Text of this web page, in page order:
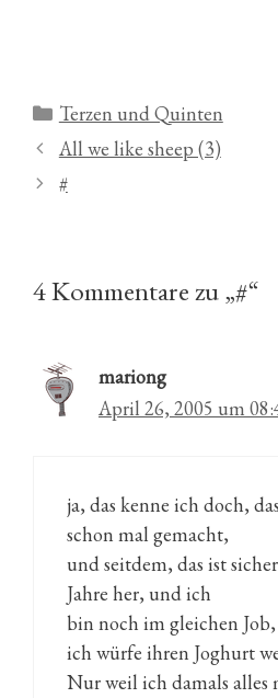
Kategorien
Terzen und Quinten
All we like sheep (3)
#
4 Kommentare zu „#“
mariong
April 26, 2005 um
ja, das kenne ich doch,
schon mal gemacht,
und seitdem, das ist
Jahre her, und ich
bin noch im gleichen
ich würfe ihren Joghurt
Nur weil ich damals alles